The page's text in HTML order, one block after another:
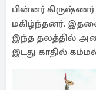
பின்னர்
மகிழ்ந்தனர்.
இந்த தலத்தில்
இடது காதில்